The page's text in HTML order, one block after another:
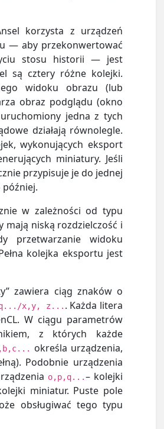
korzysta z urządzeń
— aby przekonwertować
stosu historii — jest
są cztery różne kolejki.
widoku obrazu (lub
obraz podglądu (okno
jedna z tych
działają równolegle.
wykonujących eksport
miniatury. Jeśli
przypisuje je do jednej
w zależności od typu
mają niską rozdzielczość i
przetwarzanie widoku
kolejka eksportu jest
zawiera ciąg znaków o
x,y, z... . Każda litera
W ciągu parametrów
z których każde
określa urządzenia,
Podobnie urządzenia
o,p,q...– kolejki
miniatur. Puste pole
obsługiwać tego typu